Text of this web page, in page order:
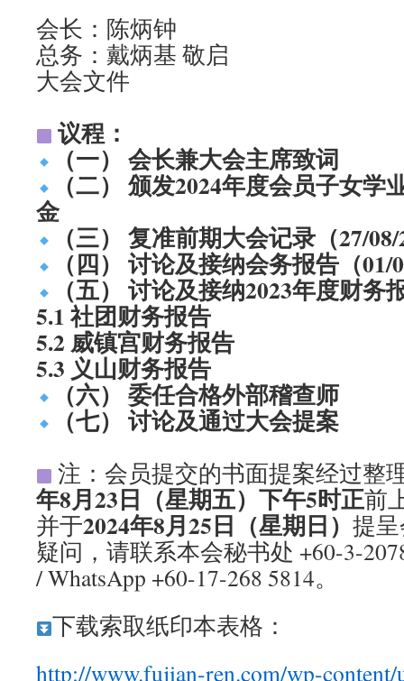
会长：陈炳钟
总务：戴炳基 敬启
大会文件
议程：
（一） 会长兼大会主席致词
（二） 颁发2024年度会员子女
金
（三） 复准前期大会记录（27/
（四） 讨论及接纳会务报告（01/
（五） 讨论及接纳2023年度财务
5.1 社团财务报告
5.2 威镇宫财务报告
5.3 义山财务报告
（六） 委任合格外部稽查师
（七） 讨论及通过大会提案
注：会员提交的书面提案经过整
年8月23日（星期五）下午5时正前
并于2024年8月25日（星期日） 提
疑问，请联系本会秘书处 +60-3-
/ WhatsApp +60-17-268 5814。
下载索取纸印本表格：
http://www.fujian-ren.com/wp-